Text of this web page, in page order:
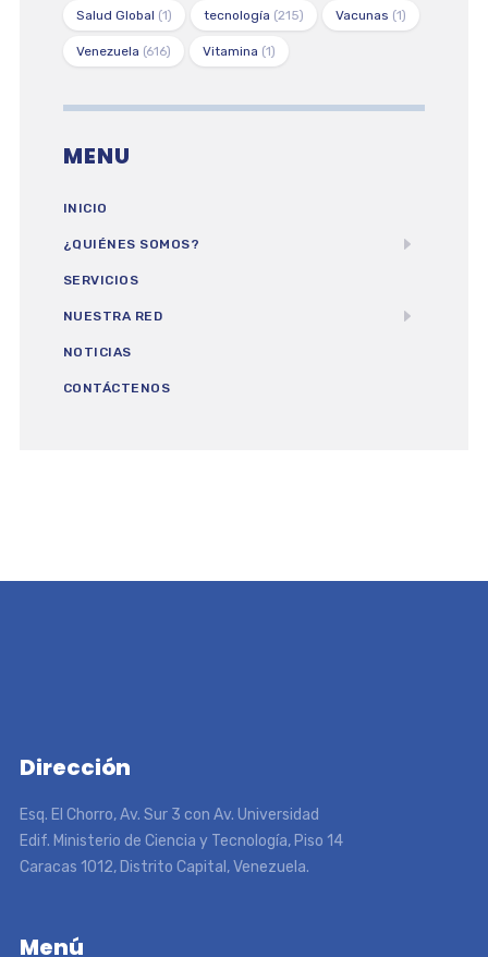
Salud Global (1) tecnología (215) Vacunas (1)
Venezuela (616) Vitamina (1)
MENU
INICIO
¿QUIÉNES SOMOS?
SERVICIOS
NUESTRA RED
NOTICIAS
CONTÁCTENOS
Dirección
Esq. El Chorro, Av. Sur 3 con Av. Universidad
Edif. Ministerio de Ciencia y Tecnología, Piso 14
Caracas 1012, Distrito Capital, Venezuela.
Menú